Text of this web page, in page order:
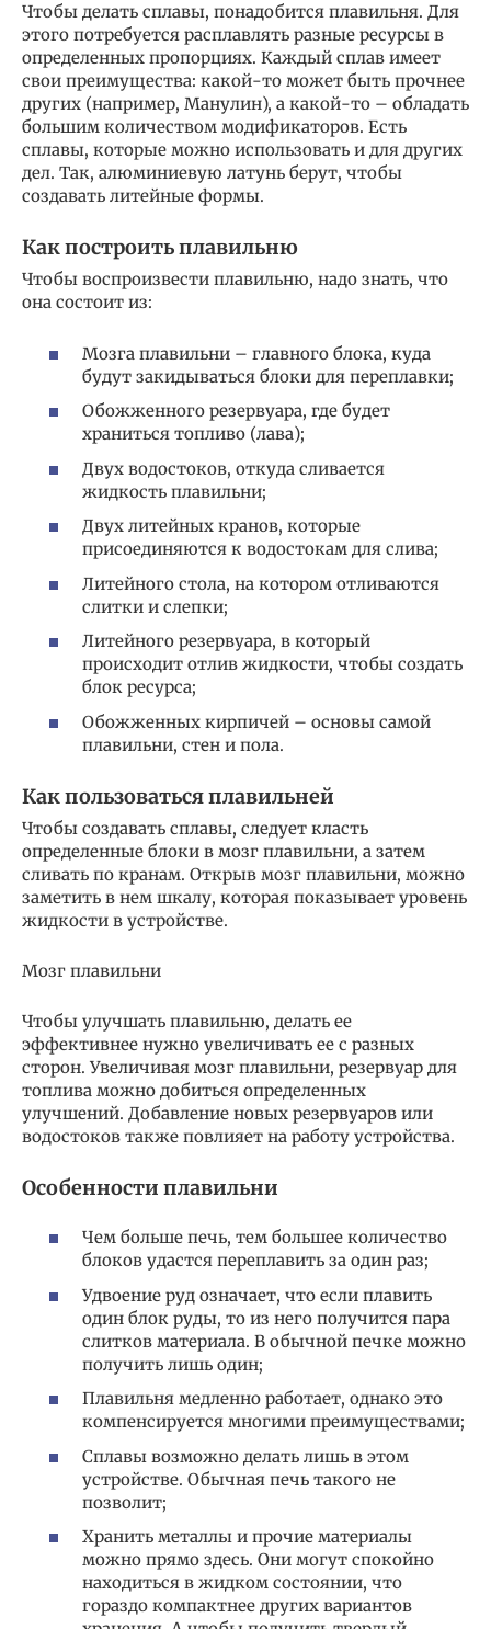
Чтобы делать сплавы, понадобится плавильня. Для
этого потребуется расплавлять разные ресурсы в
определенных пропорциях. Каждый сплав имеет
свои преимущества: какой-то может быть прочнее
других (например, Манулин), а какой-то – обладать
большим количеством модификаторов. Есть
сплавы, которые можно использовать и для других
дел. Так, алюминиевую латунь берут, чтобы
создавать литейные формы.
Как построить плавильню
Чтобы воспроизвести плавильню, надо знать, что
она состоит из:
Мозга плавильни – главного блока, куда
будут закидываться блоки для переплавки;
Обожженного резервуара, где будет
храниться топливо (лава);
Двух водостоков, откуда сливается
жидкость плавильни;
Двух литейных кранов, которые
присоединяются к водостокам для слива;
Литейного стола, на котором отливаются
слитки и слепки;
Литейного резервуара, в который
происходит отлив жидкости, чтобы создать
блок ресурса;
Обожженных кирпичей – основы самой
плавильни, стен и пола.
Как пользоваться плавильней
Чтобы создавать сплавы, следует класть
определенные блоки в мозг плавильни, а затем
сливать по кранам. Открыв мозг плавильни, можно
заметить в нем шкалу, которая показывает уровень
жидкости в устройстве.
Мозг плавильни
Чтобы улучшать плавильню, делать ее
эффективнее нужно увеличивать ее с разных
сторон. Увеличивая мозг плавильни, резервуар для
топлива можно добиться определенных
улучшений. Добавление новых резервуаров или
водостоков также повлияет на работу устройства.
Особенности плавильни
Чем больше печь, тем большее количество
блоков удастся переплавить за один раз;
Удвоение руд означает, что если плавить
один блок руды, то из него получится пара
слитков материала. В обычной печке можно
получить лишь один;
Плавильня медленно работает, однако это
компенсируется многими преимуществами;
Сплавы возможно делать лишь в этом
устройстве. Обычная печь такого не
позволит;
Хранить металлы и прочие материалы
можно прямо здесь. Они могут спокойно
находиться в жидком состоянии, что
гораздо компактнее других вариантов